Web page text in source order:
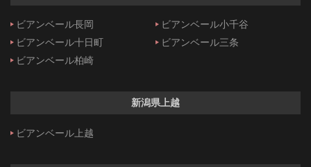
ビアンベール長岡
ビアンベール小千谷
ビアンベール十日町
ビアンベール三条
ビアンベール柏崎
新潟県上越
ビアンベール上越